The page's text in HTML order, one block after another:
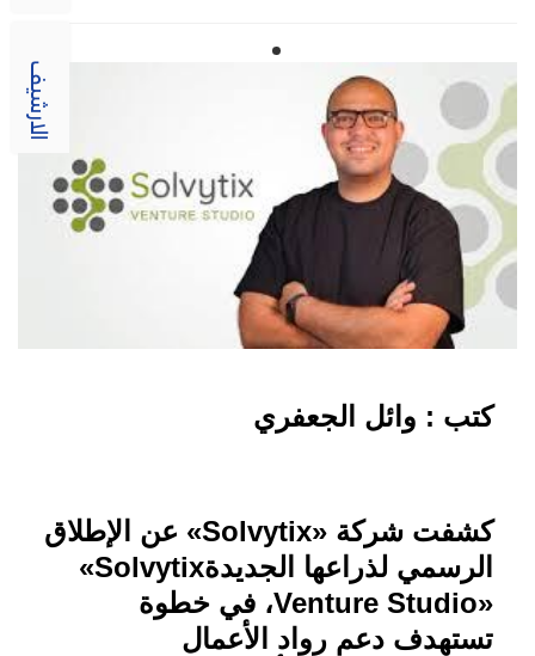
الارشيف
كتب : وائل الجعفري
كشفت شركة «Solvytix» عن الإطلاق
الرسمي لذراعها الجديدة«Solvytix
Venture Studio»، في خطوة
تستهدف دعم رواد الأعمال